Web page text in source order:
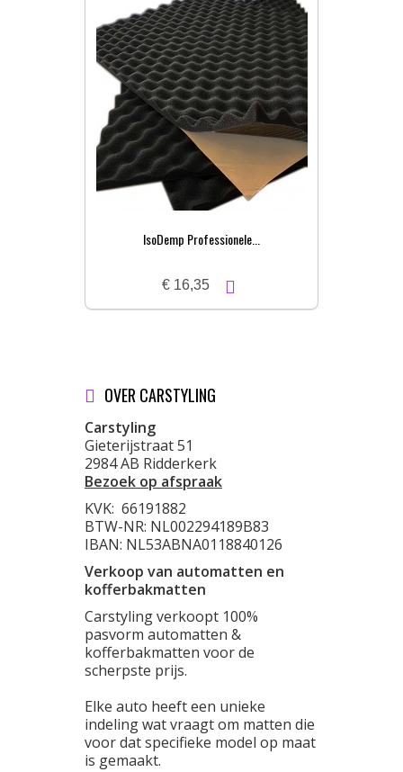
IsoDemp Professionele...
€ 16,35
OVER CARSTYLING
Carstyling
Gieterijstraat 51
2984 AB Ridderkerk
Bezoek op afspraak
KVK: 66191882
BTW-NR: NL002294189B83
IBAN: NL53ABNA0118840126
Verkoop van automatten en
kofferbakmatten
Carstyling verkoopt 100%
pasvorm automatten &
kofferbakmatten voor de
scherpste prijs.
Elke auto heeft een unieke
indeling wat vraagt om matten die
voor dat specifieke model op maat
is gemaakt.